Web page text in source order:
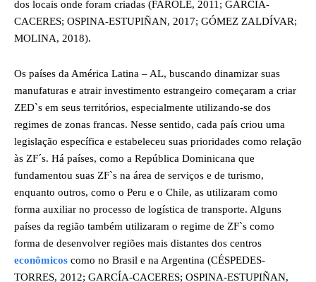
dos locais onde foram criadas (FAROLE, 2011; GARCÍA-
CACERES; OSPINA-ESTUPIÑAN, 2017; GÓMEZ ZALDÍVAR;
MOLINA, 2018).
Os países da América Latina – AL, buscando dinamizar suas
manufaturas e atrair investimento estrangeiro começaram a criar
ZED`s em seus territórios, especialmente utilizando-se dos
regimes de zonas francas. Nesse sentido, cada país criou uma
legislação específica e estabeleceu suas prioridades como relação
às ZF´s. Há países, como a República Dominicana que
fundamentou suas ZF`s na área de serviços e de turismo,
enquanto outros, como o Peru e o Chile, as utilizaram como
forma auxiliar no processo de logística de transporte. Alguns
países da região também utilizaram o regime de ZF`s como
forma de desenvolver regiões mais distantes dos centros
econômicos como no Brasil e na Argentina (CÉSPEDES-
TORRES, 2012; GARCÍA-CACERES; OSPINA-ESTUPIÑAN,